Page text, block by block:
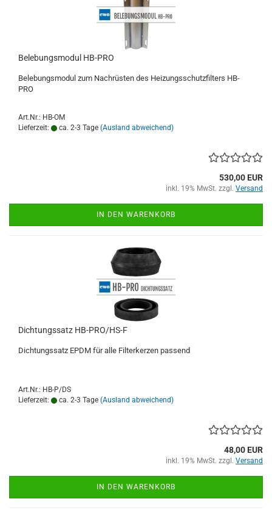
Belebungsmodul HB-PRO
Belebungsmodul zum Nachrüsten des Heizungsschutzfilters HB-
PRO
Art.Nr.: HB-OM
Lieferzeit:
ca. 2-3 Tage (Ausland abweichend)
530,00 EUR
inkl. 19% MwSt. zzgl. Versand
IN DEN WARENKORB
Dichtungssatz HB-PRO/HS-F
Dichtungssatz EPDM für alle Filterkerzen passend
Art.Nr.: HB-P/DS
Lieferzeit:
ca. 2-3 Tage (Ausland abweichend)
48,00 EUR
inkl. 19% MwSt. zzgl. Versand
IN DEN WARENKORB